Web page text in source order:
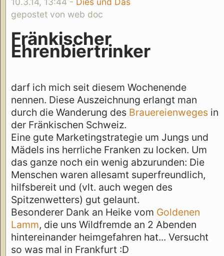
gepostet von web doc
Fränkischer
Ehrenbiertrinker
darf ich mich seit diesem Wochenende
nennen. Diese Auszeichnung erlangt man
durch die Wanderung des Brauereienweges in
der Fränkischen Schweiz.
Eine gute Marketingstrategie um Jungs und
Mädels ins herrliche Franken zu locken. Um
das ganze noch ein wenig abzurunden: Die
Menschen waren allesamt superfreundlich,
hilfsbereit und (vlt. auch wegen des
Spitzenwetters) gut gelaunt.
Besonderer Dank an Heike vom Goldenen
Lamm, die uns Wildfremde an 2 Abenden
hintereinander heimgefahren hat... Versucht
so was mal in Frankfurt :D